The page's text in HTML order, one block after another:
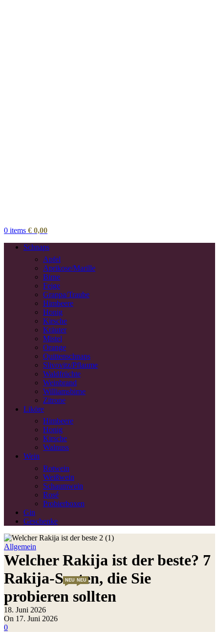
NEU
0 items € 0,00
Schnaps
Apfel
Aprikose/Marille
Birne
Feige
Grappa/Traube
Himbeere
Honig
Kirsche
Kräuter
Mistel
Orange
Quittenschnaps
Slivovitz/Pflaume
Waldfrüchte
Weinbrand
Williamsbirne
Zitrone
Liköre
Himbeere
Honig
Kirsche
Walnuss
Wein
Rotwein
Weißwein
Schaumwein
Rosé
Probierboxen
NEU
Gin
Geschenke
Allgemein
Welcher Rakija ist der beste? 7
Rakija-Sorten, die Sie
probieren sollten
18. Juni 2026
On 17. Juni 2026
0
NEU
NEU